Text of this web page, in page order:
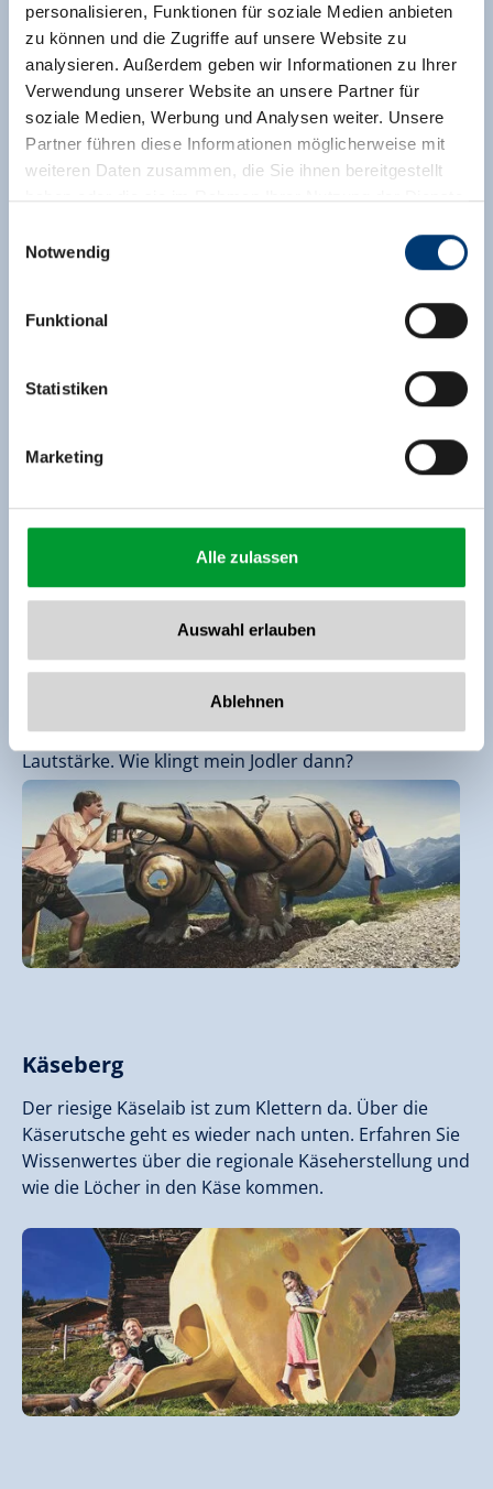
personalisieren, Funktionen für soziale Medien anbieten
zu können und die Zugriffe auf unsere Website zu
analysieren. Außerdem geben wir Informationen zu Ihrer
Verwendung unserer Website an unsere Partner für
soziale Medien, Werbung und Analysen weiter. Unsere
Partner führen diese Informationen möglicherweise mit
weiteren Daten zusammen, die Sie ihnen bereitgestellt
haben oder die sie im Rahmen Ihrer Nutzung der Dienste
Rohr 23// A-6280 Zell am Ziller
www.zillertalarena.com
Notwendig
Funktional
Statistiken
Marketing
Alle zulassen
Auswahl erlauben
Ablehnen
EineFuhre Mist
Ausmisten. Denn es gibt genug Arbeit auf der Alm -
schönen Jodler?
Trichter der Alpen
Die beeindruckend großen Trichter sind verlockend.
Sie verstärken jeden Klang und steigern die
Lautstärke. Wie klingt mein Jodler dann?
Käseberg
Der riesige Käselaib ist zum Klettern da. Über die
Käserutsche geht es wieder nach unten. Erfahren Sie
Wissenwertes über die regionale Käseherstellung und
wie die Löcher in den Käse kommen.